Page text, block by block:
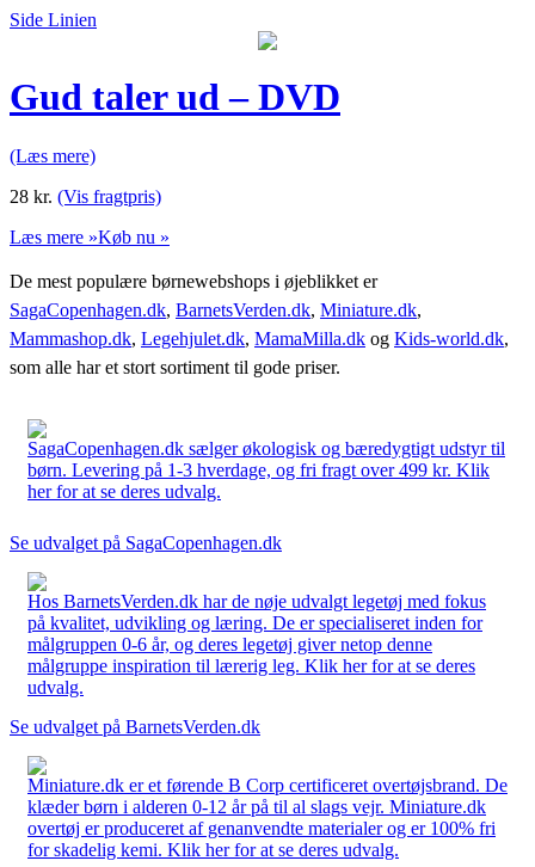
Side Linien
Gud taler ud – DVD
(Læs mere)
28 kr. (Vis fragtpris)
Læs mere »Køb nu »
De mest populære børnewebshops i øjeblikket er
SagaCopenhagen.dk, BarnetsVerden.dk, Miniature.dk,
Mammashop.dk, Legehjulet.dk, MamaMilla.dk og Kids-world.dk,
som alle har et stort sortiment til gode priser.
SagaCopenhagen.dk sælger økologisk og bæredygtigt udstyr til
børn. Levering på 1-3 hverdage, og fri fragt over 499 kr. Klik
her for at se deres udvalg.
Se udvalget på SagaCopenhagen.dk
Hos BarnetsVerden.dk har de nøje udvalgt legetøj med fokus
på kvalitet, udvikling og læring. De er specialiseret inden for
målgruppen 0-6 år, og deres legetøj giver netop denne
målgruppe inspiration til lærerig leg. Klik her for at se deres
udvalg.
Se udvalget på BarnetsVerden.dk
Miniature.dk er et førende B Corp certificeret overtøjsbrand. De
klæder børn i alderen 0-12 år på til al slags vejr. Miniature.dk
overtøj er produceret af genanvendte materialer og er 100% fri
for skadelig kemi. Klik her for at se deres udvalg.